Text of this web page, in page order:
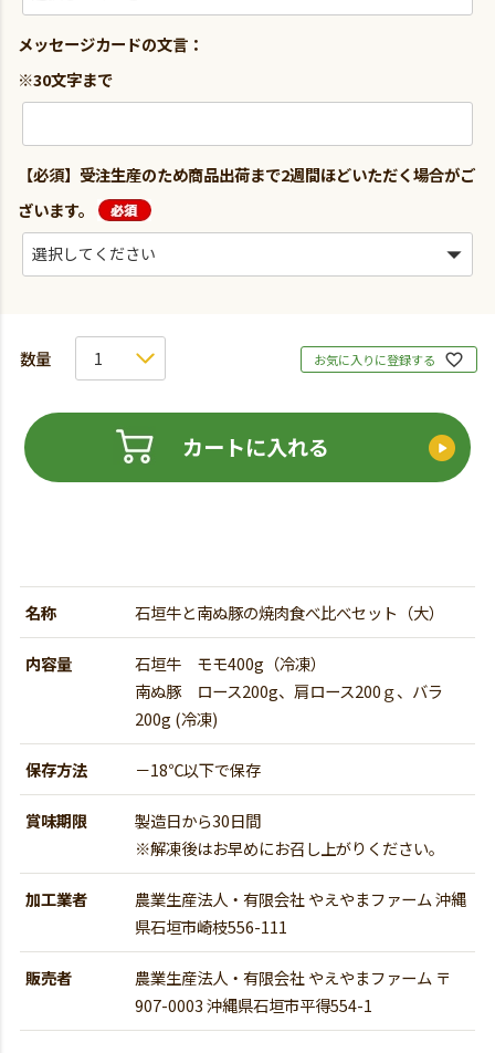
メッセージカードの文言：
※30文字まで
【必須】受注生産のため商品出荷まで2週間ほどいただく場合がご
ざいます。
お気に入りに登録する
カートに入れる
名称 石垣牛と南ぬ豚の焼肉食べ比べセット（大）
内容量
石垣牛 モモ400g（冷凍）
南ぬ豚 ロース200g、肩ロース200ｇ、バラ
200g (冷凍)
保存方法 －18℃以下で保存
賞味期限
製造日から30日間
※解凍後はお早めにお召し上がりください。
加工業者
農業生産法人・有限会社 やえやまファーム 沖縄
県石垣市崎枝556-111
販売者
農業生産法人・有限会社 やえやまファーム 〒
907-0003 沖縄県石垣市平得554-1